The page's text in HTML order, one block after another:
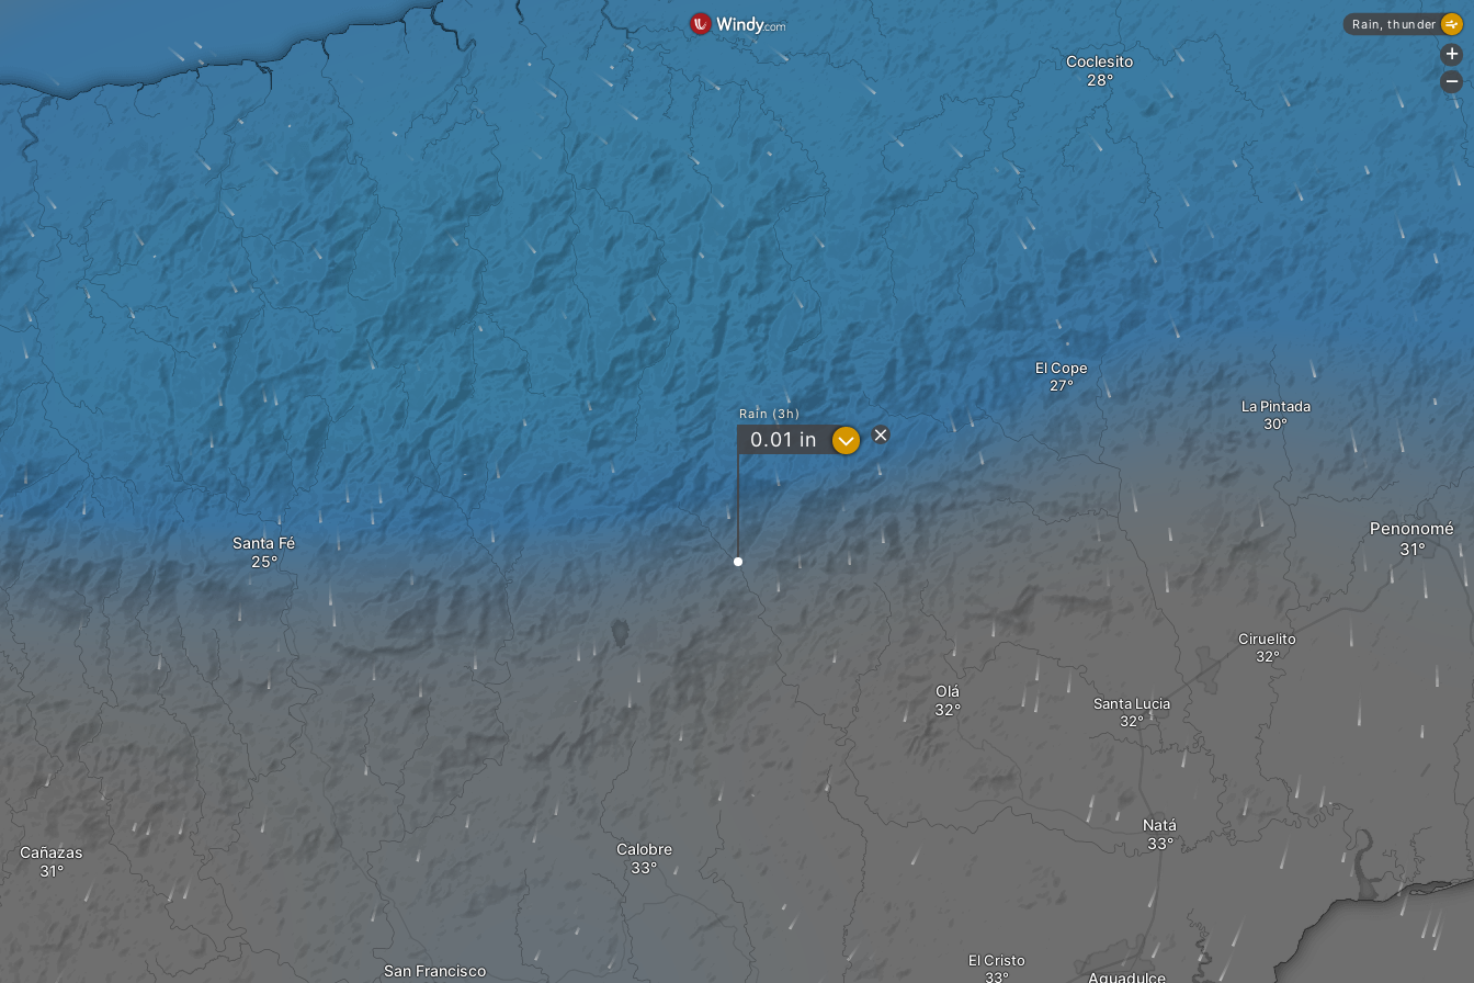
Olá
Santa Lucia
Calobre
El Cope
San Francisco Aguadulce
El Cristo
Natá
Santa Fé
Ciruelito
Penonomé
Coclesito
La Pintada
Cañazas
Rain (3h)
0.01 in ?
Rain, thunder
+
-